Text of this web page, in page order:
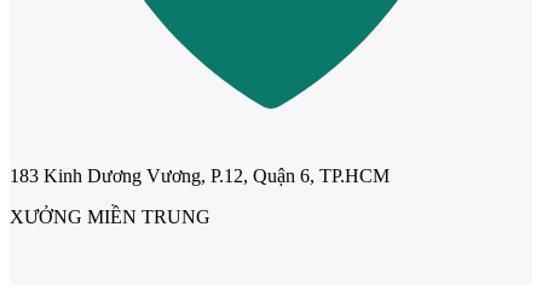
183 Kinh Dương Vương, P.12, Quận 6, TP.HCM
XƯỞNG MIỀN TRUNG